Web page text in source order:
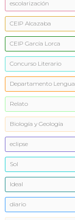
escolarización
CEIP Alcazaba
CEIP García Lorca
Concurso Literario
Departamento Lengua
Relato
Biología y Geología
eclipse
Sol
Ideal
diario